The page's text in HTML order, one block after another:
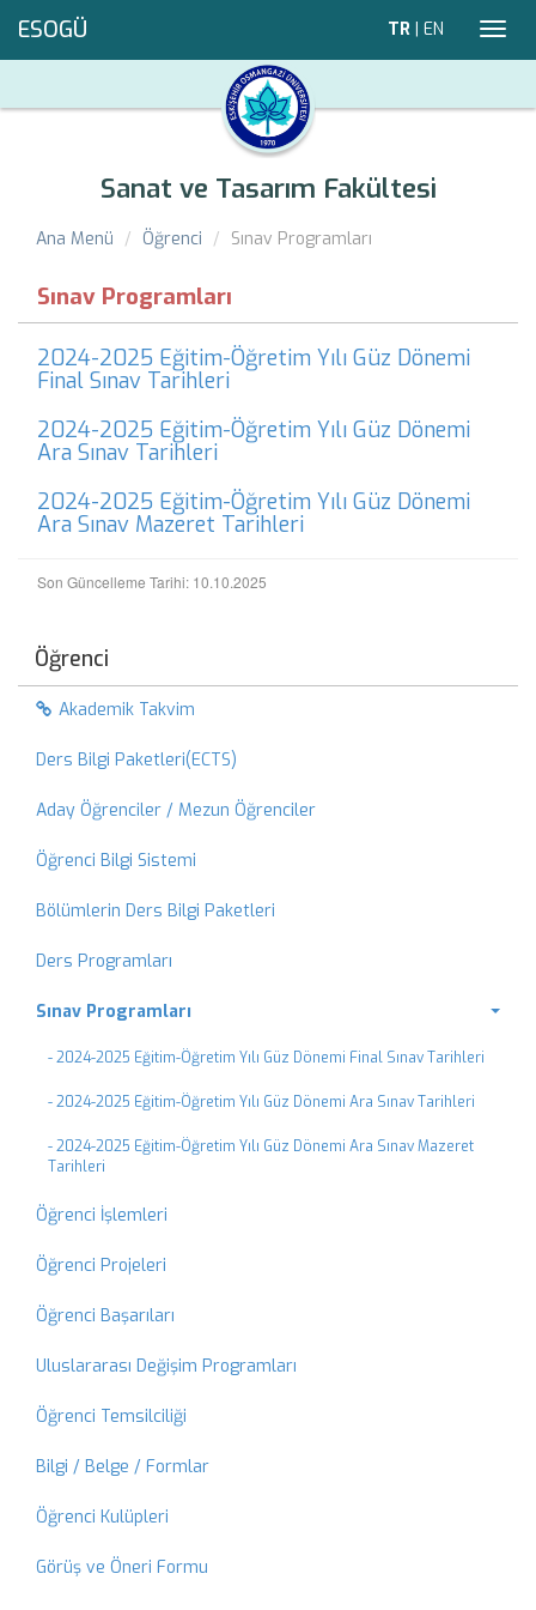
ESOGÜ TR | EN
Sanat ve Tasarım Fakültesi
Ana Menü Öğrenci Sınav Programları
Sınav Programları
2024-2025 Eğitim-Öğretim Yılı Güz Dönemi
Final Sınav Tarihleri
2024-2025 Eğitim-Öğretim Yılı Güz Dönemi
Ara Sınav Tarihleri
2024-2025 Eğitim-Öğretim Yılı Güz Dönemi
Ara Sınav Mazeret Tarihleri
Son Güncelleme Tarihi: 10.10.2025
Öğrenci
Akademik Takvim
Ders Bilgi Paketleri(ECTS)
Aday Öğrenciler / Mezun Öğrenciler
Öğrenci Bilgi Sistemi
Bölümlerin Ders Bilgi Paketleri
Ders Programları
Sınav Programları
- 2024-2025 Eğitim-Öğretim Yılı Güz Dönemi Final Sınav Tarihleri
- 2024-2025 Eğitim-Öğretim Yılı Güz Dönemi Ara Sınav Tarihleri
- 2024-2025 Eğitim-Öğretim Yılı Güz Dönemi Ara Sınav Mazeret
Tarihleri
Öğrenci İşlemleri
Öğrenci Projeleri
Öğrenci Başarıları
Uluslararası Değişim Programları
Öğrenci Temsilciliği
Bilgi / Belge / Formlar
Öğrenci Kulüpleri
Görüş ve Öneri Formu